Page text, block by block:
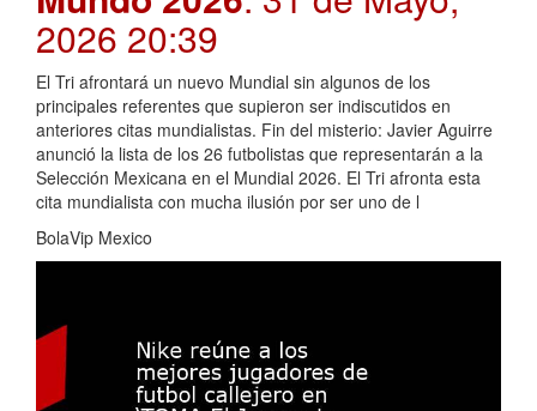
2026 20:39
El Tri afrontará un nuevo Mundial sin algunos de los
principales referentes que supieron ser indiscutidos en
anteriores citas mundialistas. Fin del misterio: Javier Aguirre
anunció la lista de los 26 futbolistas que representarán a la
Selección Mexicana en el Mundial 2026. El Tri afronta esta
cita mundialista con mucha ilusión por ser uno de l
BolaVip Mexico